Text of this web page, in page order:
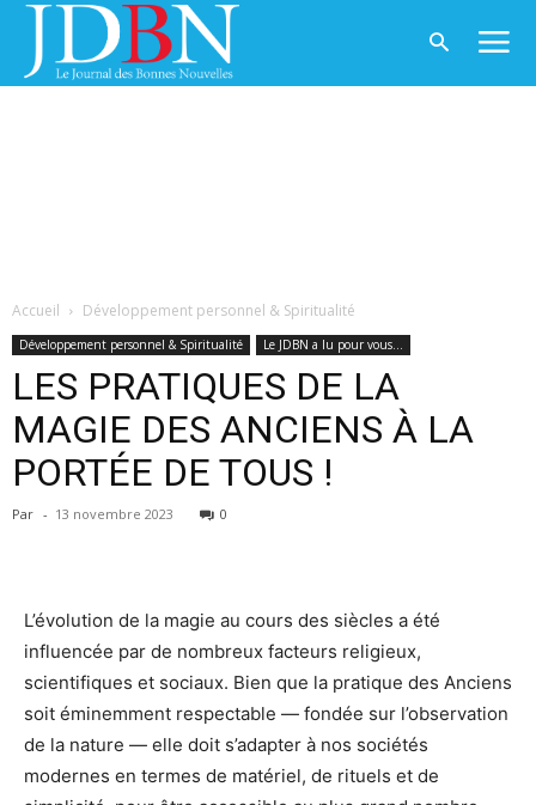
Accueil Développement personnel & Spiritualité
Développement personnel & Spiritualité Le JDBN a lu pour vous...
LES PRATIQUES DE LA
MAGIE DES ANCIENS À LA
PORTÉE DE TOUS !
Par - 13 novembre 2023 0
L’évolution de la magie au cours des siècles a été
influencée par de nombreux facteurs religieux,
scientifiques et sociaux. Bien que la pratique des Anciens
soit éminemment respectable — fondée sur l’observation
de la nature — elle doit s’adapter à nos sociétés
modernes en termes de matériel, de rituels et de